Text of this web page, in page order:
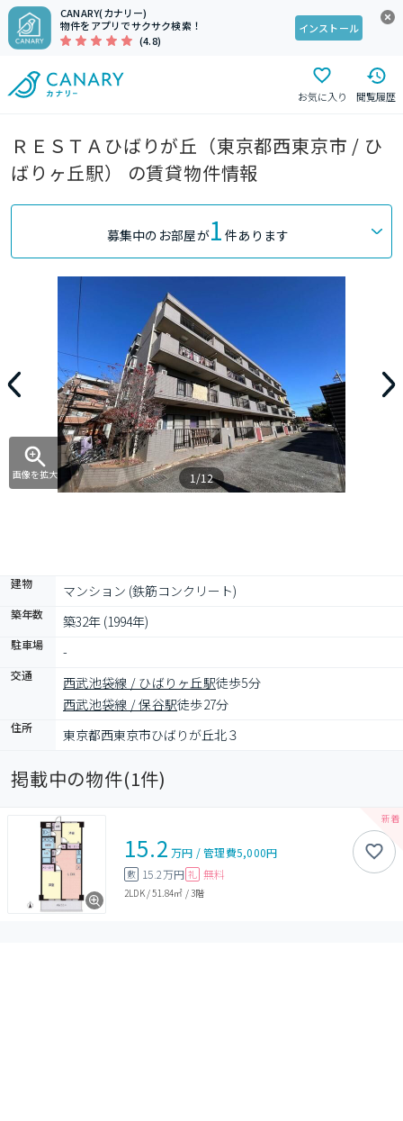
CANARY(カナリー)
物件をアプリでサクサク検索！
(4.8)
インストール
お気に入り 閲覧履歴
ＲＥＳＴＡひばりが丘（東京都西東京市 / ひ
ばりヶ丘駅） の賃貸物件情報
募集中のお部屋が1 件あります
画像を拡大 1/12
建物 マンション (鉄筋コンクリート)
築年数 築32年 (1994年)
駐車場 -
交通 西武池袋線 / ひばりヶ丘駅徒歩5分
西武池袋線 / 保谷駅徒歩27分
住所 東京都西東京市ひばりが丘北３
掲載中の物件(1件)
15.2 万円 /管理費5,000円
敷 15.2万円 礼 無料
2LDK/51.84㎡ /3階